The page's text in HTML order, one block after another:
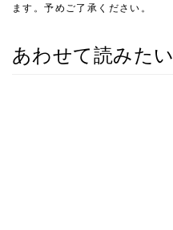
ます。予めご了承ください。
あわせて読みたい